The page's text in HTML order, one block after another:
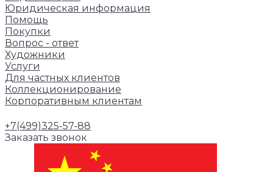
Юридическая информация
Помощь
Покупки
Вопрос - ответ
Художники
Услуги
Для частных клиентов
Коллекционирование
Корпоративным клиентам
+7(499)325-57-88
Заказать звонок